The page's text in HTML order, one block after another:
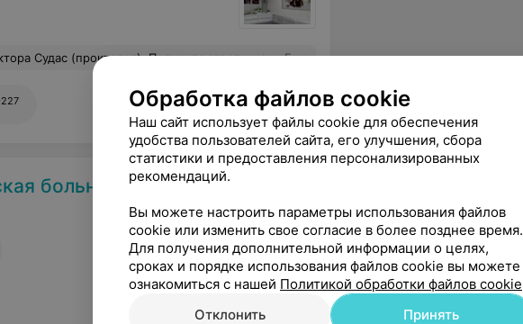
во время приема. Ассистирующая медсестра тоже очень вежливая и тактичная. Одним словом - в не очень комфортной области найти такого специалиста - ценно для каждого. Спасибо, доктор! Еще
больница
Обработка файлов cookie
Наш сайт использует файлы cookie для обеспечения
удобства пользователей сайта, его улучшения, сбора
статистики и предоставления персонализированных
рекомендаций.
Вы можете настроить параметры использования файлов
cookie или изменить свое согласие в более позднее время.
Для получения дополнительной информации о целях,
сроках и порядке использования файлов cookie вы можете
ознакомиться с нашей Политикой обработки файлов cookie
Отклонить
Принять